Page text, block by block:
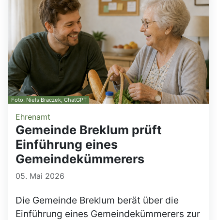
Foto: Niels Braczek, ChatGPT
Ehrenamt
Gemeinde Breklum prüft
Einführung eines
Gemeindekümmerers
05. Mai 2026
Die Gemeinde Breklum berät über die
Einführung eines Gemeindekümmerers zur